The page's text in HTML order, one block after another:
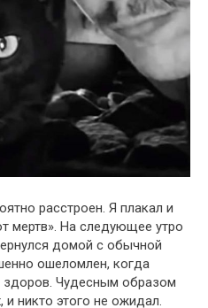
расстроен. Я плакал и
мертв». На следующее утро
домой с обычной
ошеломлен, когда
Чудесным образом
и никто этого не ожидал.